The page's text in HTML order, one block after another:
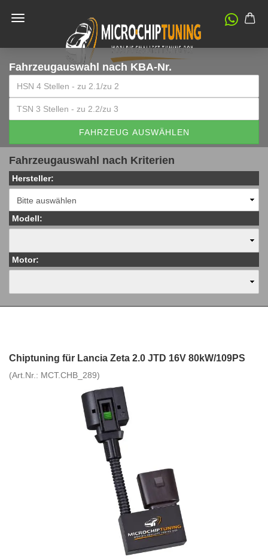
Fahrzeugauswahl nach KBA-Nr.
FAHRZEUG AUSWÄHLEN
Fahrzeugauswahl nach Kriterien
Hersteller:
Modell:
Motor:
Chiptuning für Lancia Zeta 2.0 JTD 16V 80kW/109PS
(Art.Nr.: MCT.CHB_289)